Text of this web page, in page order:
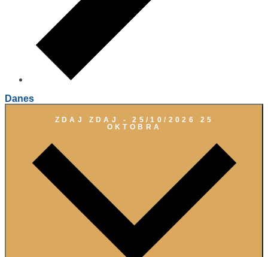
Danes
ZDAJ ZDAJ -25/10/2026 25
OKTOBRA